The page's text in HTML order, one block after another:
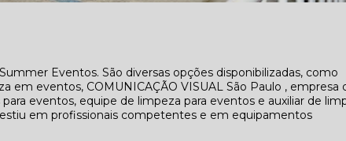
Eventos. São diversas opções disponibilizadas, como
em eventos, COMUNICAÇÃO VISUAL São Paulo , empresa
eventos, equipe de limpeza para eventos e auxiliar de
em profissionais competentes e em equipamentos